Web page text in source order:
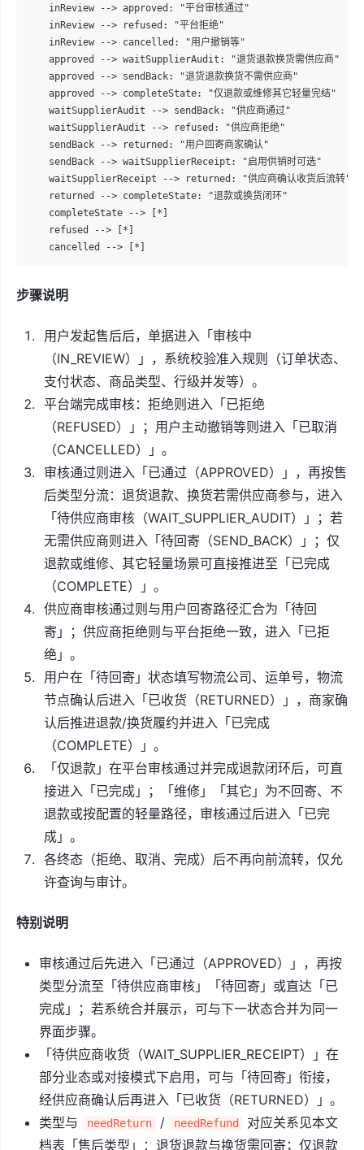
    inReview --> approved: "平台审核通过"
    inReview --> refused: "平台拒绝"
    inReview --> cancelled: "用户撤销等"
    approved --> waitSupplierAudit: "退货退款换货需供应商"
    approved --> sendBack: "退货退款换货不需供应商"
    approved --> completeState: "仅退款或维修其它轻量完结"
    waitSupplierAudit --> sendBack: "供应商通过"
    waitSupplierAudit --> refused: "供应商拒绝"
    sendBack --> returned: "用户回寄商家确认"
    sendBack --> waitSupplierReceipt: "启用供销时可选"
    waitSupplierReceipt --> returned: "供应商确认收货后流转"
    returned --> completeState: "退款或换货闭环"
    completeState --> [*]
    refused --> [*]
步骤说明
用户发起售后后，单据进入「审核中
（IN_REVIEW）」，系统校验准入规则（订单状态、
支付状态、商品类型、行级并发等）。
平台端完成审核：拒绝则进入「已拒绝
（REFUSED）」；用户主动撤销等则进入「已取消
（CANCELLED）」。
审核通过则进入「已通过（APPROVED）」，再按售
后类型分流：退货退款、换货若需供应商参与，进入
「待供应商审核（WAIT_SUPPLIER_AUDIT）」；若
无需供应商则进入「待回寄（SEND_BACK）」；仅
退款或维修、其它轻量场景可直接推进至「已完成
（COMPLETE）」。
供应商审核通过则与用户回寄路径汇合为「待回
寄」；供应商拒绝则与平台拒绝一致，进入「已拒
绝」。
用户在「待回寄」状态填写物流公司、运单号，物流
节点确认后进入「已收货（RETURNED）」，商家确
认后推进退款/换货履约并进入「已完成
（COMPLETE）」。
「仅退款」在平台审核通过并完成退款闭环后，可直
接进入「已完成」；「维修」「其它」为不回寄、不
退款或按配置的轻量路径，审核通过后进入「已完
成」。
各终态（拒绝、取消、完成）后不再向前流转，仅允
许查询与审计。
特别说明
审核通过后先进入「已通过（APPROVED）」，再按
类型分流至「待供应商审核」「待回寄」或直达「已
完成」；若系统合并展示，可与下一状态合并为同一
界面步骤。
「待供应商收货（WAIT_SUPPLIER_RECEIPT）」在
部分业态或对接模式下启用，可与「待回寄」衔接，
经供应商确认后再进入「已收货（RETURNED）」。
类型与
needReturn / needRefund
对应关系见本文
档表「售后类型」：退货退款与换货需回寄；仅退款